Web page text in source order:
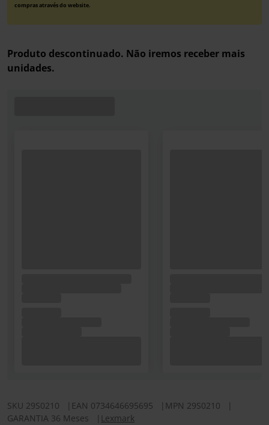
compras através do website.
Produto descontinuado. Não iremos receber mais
unidades.
SKU 29S0210 EAN 0734646695695 MPN 29S0210
GARANTIA 36 Meses
Lexmark